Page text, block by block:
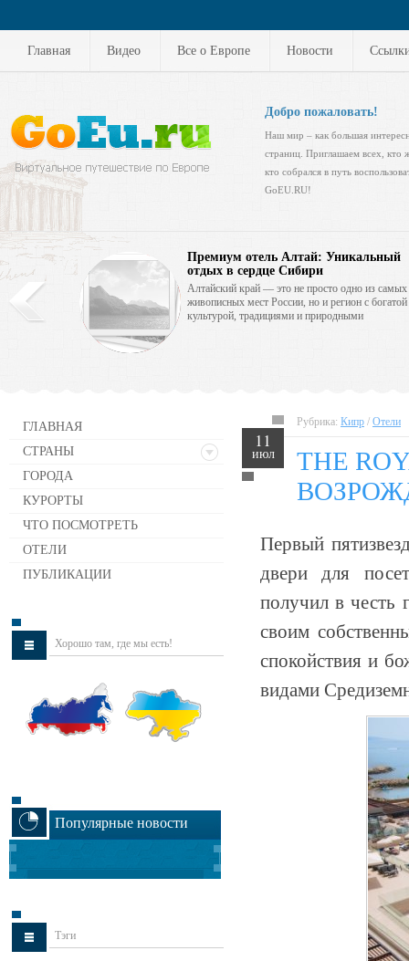
Главная Видео Все о Европе Новости
Добро пожаловать!
Наш мир – как большая
страниц. Приглашаем всех, кто
кто собрался в путь
GoEU.RU!
Премиум отель Алтай: Уникальный
отдых в сердце Сибири
Алтайский край — это не просто одно из самых
живописных мест России, но и регион с богатой
культурой, традициями и природными
ГЛАВНАЯ
СТРАНЫ
ГОРОДА
КУРОРТЫ
ЧТО ПОСМОТРЕТЬ
ОТЕЛИ
ПУБЛИКАЦИИ
Хорошо там, где мы есть!
Популярные новости
Тэги
11
июл
Рубрика: Кипр / Отели
THE
Первый
двери для
получил в честь
своим
спокойствия и
видами